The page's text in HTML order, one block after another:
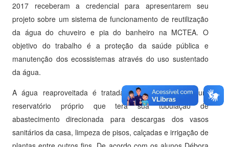
2017 receberam a credencial para apresentarem seu
projeto sobre um sistema de funcionamento de reutilização
da água do chuveiro e pia do banheiro na MCTEA. O
objetivo do trabalho é a proteção da saúde pública e
manutenção dos ecossistemas através do uso sustentado
da água.
A água reaproveitada é tratada e armazenada em um
reservatório próprio que terá sua tubulação de
abastecimento direcionada para descargas dos vasos
sanitários da casa, limpeza de pisos, calçadas e irrigação de